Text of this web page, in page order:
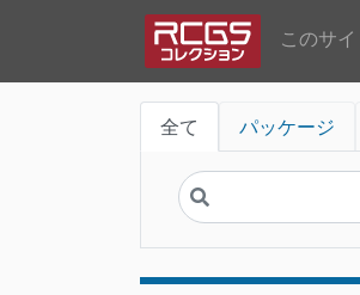
このサ
全て パッケージ